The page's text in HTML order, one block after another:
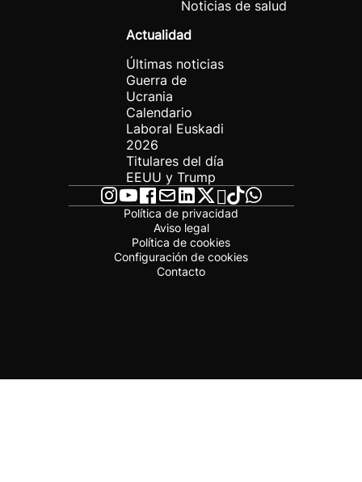
Noticias de salud
Actualidad
Últimas noticias
Guerra de
Ucrania
Calendario
Laboral Euskadi
2026
Titulares del día
EEUU y Trump
Política de privacidad
Aviso legal
Política de cookies
Configuración de cookies
Contacto